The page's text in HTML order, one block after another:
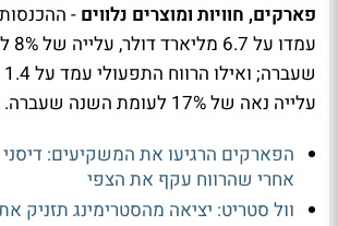
פארקים, חוויות ומוצרים נלווים -
עלייה נאה של 17% לעומת השנה שעברה.
אחרי שהרווח עקף את הצפי
וול סטריט: יציאה מהסטרימינג תזניק